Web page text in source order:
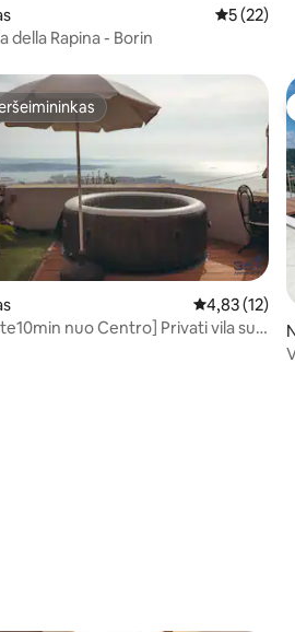
Vidutinis
5 (22)
della Rapina - Borin
Vidutinis
4,83 (12)
nuo Centro] Privati vila su